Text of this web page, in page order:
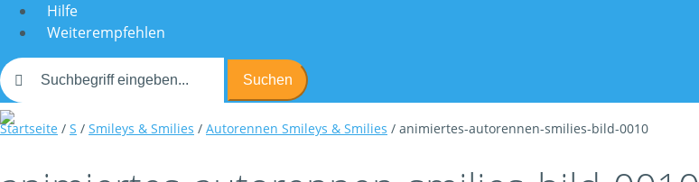
Hilfe
Weiterempfehlen
Suchen
Startseite / S / Smileys & Smilies / Autorennen Smileys & Smilies / animiertes-autorennen-smilies-bild-0010